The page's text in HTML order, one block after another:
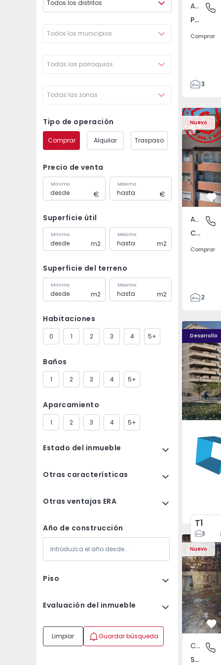
Todos los distritos
Todos los municipios
Todas las parroquias
Todas las zonas
Tipo de operación
Comprar Alquilar Traspaso
Precio de venta
Mínimo Máximo
Superficie útil
Mínimo
m2
Máximo
m2
Superficie del terreno
Mínimo
m2
Máximo
m2
Habitaciones
0 1 2 3 4 5+
Baños
1 2 3 4 5+
Aparcamiento
1 2 3 4 5+
Estado del inmueble
Otras características
Otras ventajas ERA
Año de construcción
Piso
Evaluación del inmueble
Limpiar Guardar búsqueda
Póvoa
Apartamento
Póvoa de Varzim, Beiriz e Argivai, Porto
Comprar
3
138
153
2
Nuevo
Apartamento T2
Covilhã
Apartamento
Covilhã e Canhoso, Castelo Branco
Comprar
2
85
85
0
4
Desarrollo
PLENO JARDIM - 4 PLENO
Águas
T1
1
Nuevo
Casa Vila
São
Casa de Campo
São Tomé do Castelo e Justes, Vila Real